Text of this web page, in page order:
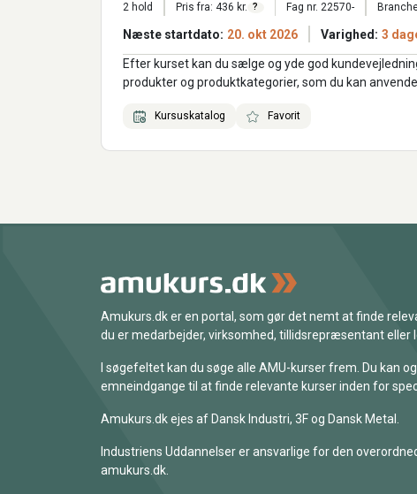
2 hold Pris fra: 436 kr. ? Fag nr. 22570-
Næste startdato: 20. okt 2026 Varighed: 3
Efter kurset kan du sælge og yde god
produkter og produktkategorier, som du kan
Kursuskatalog Favorit
Amukurs.dk er en portal, som gør det nemt at finde
du er medarbejder, virksomhed, tillidsrepræsentant eller
I søgefeltet kan du søge alle AMU-kurser frem. Du kan
emneindgange til at finde relevante kurser inden for
Amukurs.dk ejes af Dansk Industri, 3F og Dansk Metal.
Industriens Uddannelser er ansvarlige for den
amukurs.dk.